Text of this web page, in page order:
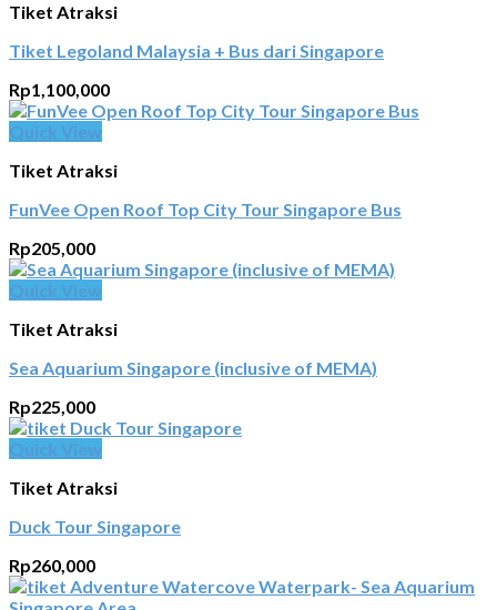
Tiket Atraksi
Tiket Legoland Malaysia + Bus dari Singapore
Rp1,100,000
Tiket Atraksi
FunVee Open Roof Top City Tour Singapore Bus
Rp205,000
Tiket Atraksi
Sea Aquarium Singapore (inclusive of MEMA)
Rp225,000
Tiket Atraksi
Duck Tour Singapore
Rp260,000